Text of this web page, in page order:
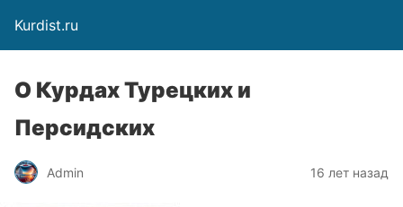
Kurdist.ru
О Курдах Турецких и
Персидских
Admin 16 лет назад